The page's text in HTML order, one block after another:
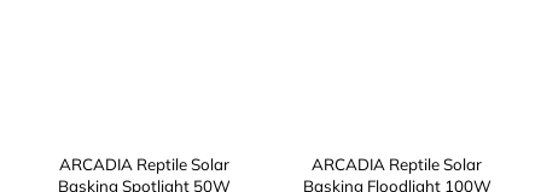
ARCADIA Reptile Solar
Basking Spotlight 50W
ARCADIA Reptile Solar
Basking Floodlight 100W